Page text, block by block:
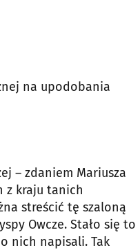
na upodobania
– zdaniem Mariusza
z kraju tanich
streścić tę szaloną
Owcze. Stało się to
nich napisali. Tak